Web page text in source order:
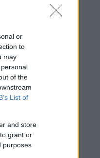
or
to
may
of the
List of
and store
grant or
purposes